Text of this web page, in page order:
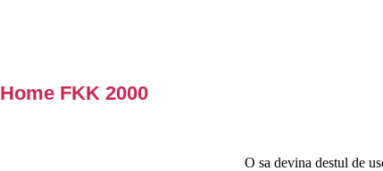
Home FKK 2000
O sa devina destul de